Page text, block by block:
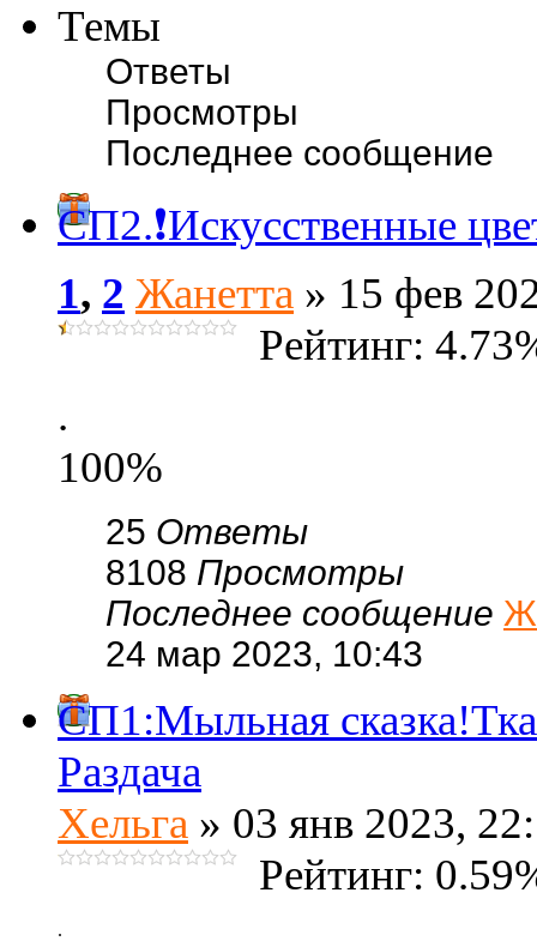
Темы
Ответы
Просмотры
Последнее сообщение
СП2.❗Искусственные
1, 2 Жанетта » 15 фев
Рейтинг:
.
100%
25 Ответы
8108 Просмотры
Последнее сообщение
24 мар 2023, 10:43
СП1:Мыльная
Раздача
Хельга » 03 янв 2023,
Рейтинг:
.